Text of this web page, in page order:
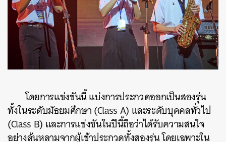
โดยการแข่งขันนี้ แบ่งการประกวดออกเป็นสองรุ่น
ทั้งในระดับมัธยมศึกษา (Class A) และระดับบุคคลทั่วไป
(Class B) และการแข่งขันในปีนี้ถือว่าได้รับความสนใจ
อย่างล้นหลามจากผู้เข้าประกวดทั้งสองรุ่น โดยเฉพาะใน